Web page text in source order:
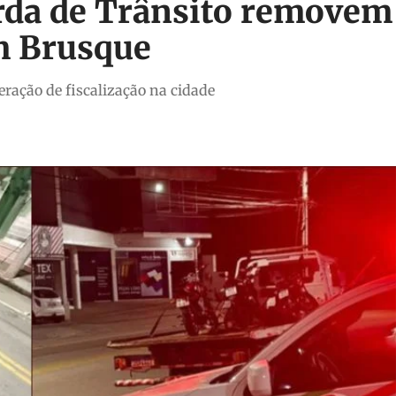
de Trânsito removem
Brusque
de fiscalização na cidade